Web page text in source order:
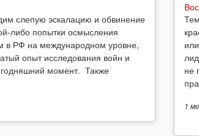
слепую эскалацию и обвинение
либо попытки осмысления
в РФ на международном уровне,
опыт исследования войн и
момент. Также
не
1